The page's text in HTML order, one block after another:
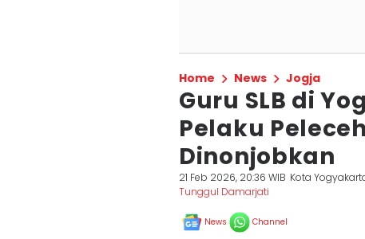
Home News Jogja
Guru SLB di
Pelaku
Dinonjobkan
21 Feb 2026, 20:36 WIB Kota
Tunggul Damarjati
News Channel